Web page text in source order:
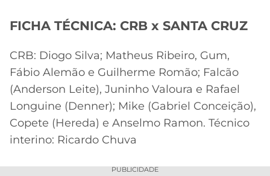
FICHA TÉCNICA: CRB x SANTA CRUZ
CRB: Diogo Silva; Matheus Ribeiro, Gum,
Fábio Alemão e Guilherme Romão; Falcão
(Anderson Leite), Juninho Valoura e Rafael
Longuine (Denner); Mike (Gabriel Conceição),
Copete (Hereda) e Anselmo Ramon. Técnico
interino: Ricardo Chuva
PUBLICIDADE